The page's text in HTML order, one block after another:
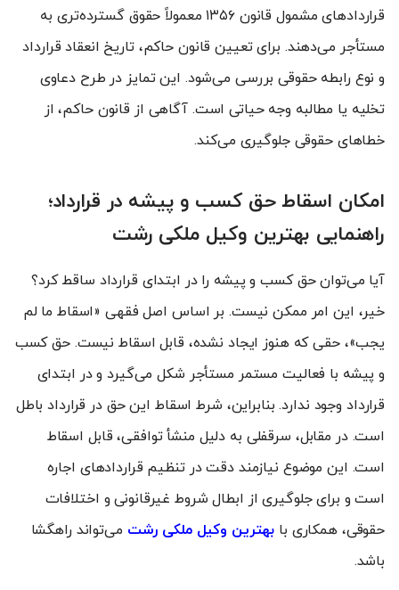
قراردادهای مشمول قانون ۱۳۵۶ معمولاً حقوق گسترده‌تری به
مستأجر می‌دهند. برای تعیین قانون حاکم، تاریخ انعقاد قرارداد
و نوع رابطه حقوقی بررسی می‌شود. این تمایز در طرح دعاوی
تخلیه یا مطالبه وجه حیاتی است. آگاهی از قانون حاکم، از
خطاهای حقوقی جلوگیری می‌کند.
امکان اسقاط حق کسب و پیشه در قرارداد؛
راهنمایی بهترین وکیل ملکی رشت
آیا می‌توان حق کسب و پیشه را در ابتدای قرارداد ساقط کرد؟
خیر، این امر ممکن نیست. بر اساس اصل فقهی «اسقاط ما لم
یجب»، حقی که هنوز ایجاد نشده، قابل اسقاط نیست. حق کسب
و پیشه با فعالیت مستمر مستأجر شکل می‌گیرد و در ابتدای
قرارداد وجود ندارد. بنابراین، شرط اسقاط این حق در قرارداد باطل
است. در مقابل، سرقفلی به دلیل منشأ توافقی، قابل اسقاط
است. این موضوع نیازمند دقت در تنظیم قراردادهای اجاره
است و برای جلوگیری از ابطال شروط غیرقانونی و اختلافات
حقوقی، همکاری با بهترین وکیل ملکی رشت می‌تواند راهگشا
باشد.